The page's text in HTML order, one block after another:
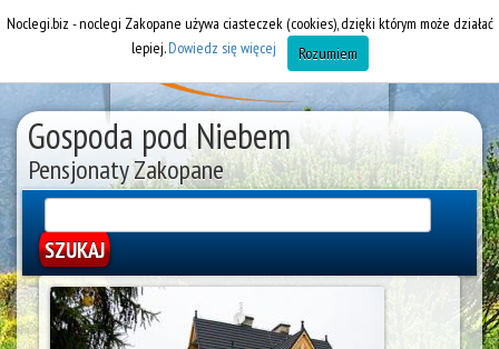
Gospoda pod Niebem
Pensjonaty Zakopane
Noclegi.biz - noclegi Zakopane używa ciasteczek (cookies), dzięki którym może działać
lepiej.Dowiedz się więcej Rozumiem